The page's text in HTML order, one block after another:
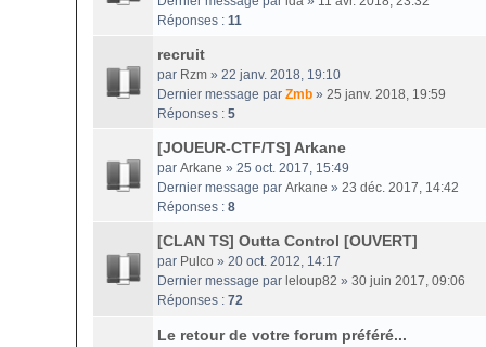
Réponses : 11
recruit
par Rzm » 22 janv. 2018, 19:10
Dernier message par Zmb » 25 janv. 2018, 19:59
Réponses : 5
[JOUEUR-CTF/TS] Arkane
par Arkane » 25 oct. 2017, 15:49
Dernier message par Arkane » 23 déc. 2017, 14:42
Réponses : 8
[CLAN TS] Outta Control [OUVERT]
par Pulco » 20 oct. 2012, 14:17
Dernier message par leloup82 » 30 juin 2017, 09:06
Réponses : 72
Le retour de votre forum préféré...